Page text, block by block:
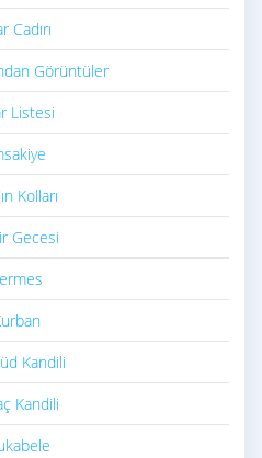
Cadırı
Görüntüler
Listesi
Kolları
Gecesi
Kandili
Kandili